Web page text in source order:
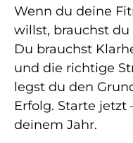
Wenn du deine
willst, brauchst du
Du brauchst
und die richtige
legst du den
Erfolg. Starte jetzt
deinem Jahr.